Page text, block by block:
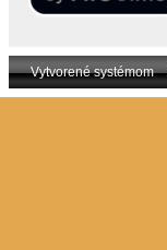
Vytvorené systémom